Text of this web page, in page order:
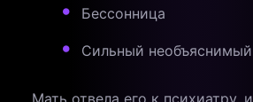
Бессонница
Сильный
Мать отвела его к психиатру,